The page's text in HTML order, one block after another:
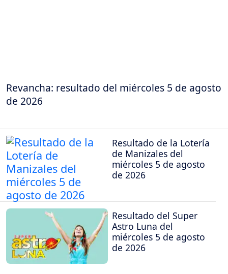
Revancha: resultado del miércoles 5 de agosto
de 2026
Resultado de la Lotería
de Manizales del
miércoles 5 de agosto
de 2026
Resultado del Super
Astro Luna del
miércoles 5 de agosto
de 2026